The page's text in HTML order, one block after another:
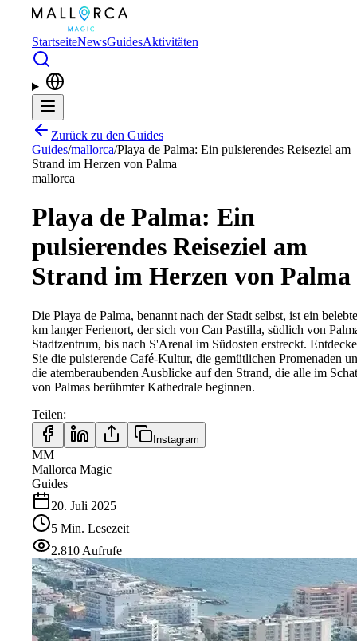
Zum Hauptinhalt springen
StartseiteNewsGuidesAktivitäten
Zurück zu den Guides
Guides/mallorca/Playa de Palma: Ein pulsierendes Reiseziel am
Strand im Herzen von Palma
mallorca
Playa de Palma: Ein
pulsierendes Reiseziel am
Strand im Herzen von Palma
Die Playa de Palma, benannt nach der Stadt selbst, ist ein
km langer Ferienort, der sich von Can Pastilla, südlich von
Stadtzentrum, bis nach S'Arenal im Südosten erstreckt.
Sie die pulsierende Café-Kultur, die gemütlichen Promenaden
die atemberaubenden Ausblicke auf den Strand, die alle im
von Palmas berühmter Kathedrale beginnen.
Teilen:
Instagram
MM
Mallorca Magic
Guides
20. Juli 2025
5 Min. Lesezeit
2.810 Aufrufe